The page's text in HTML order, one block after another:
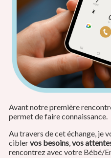
Avant notre première
permet de faire connaissance.
Au travers de cet échange, je
ciblervos besoins,vos
rencontrez avec votre Bébé/